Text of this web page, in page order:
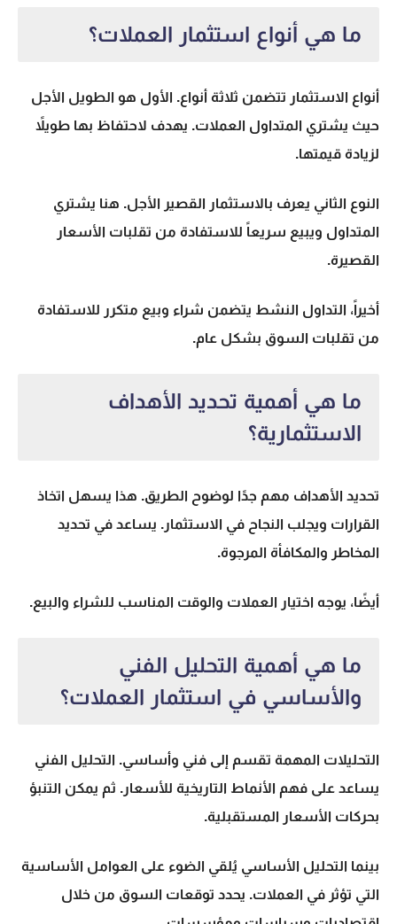
ما هي أنواع استثمار العملات؟
أنواع الاستثمار تتضمن ثلاثة أنواع. الأول هو الطويل الأجل
حيث يشتري المتداول العملات. يهدف لاحتفاظ بها طويلاً
لزيادة قيمتها.
النوع الثاني يعرف بالاستثمار القصير الأجل. هنا يشتري
المتداول ويبيع سريعاً للاستفادة من تقلبات الأسعار
القصيرة.
أخيراً، التداول النشط يتضمن شراء وبيع متكرر للاستفادة
من تقلبات السوق بشكل عام.
ما هي أهمية تحديد الأهداف
الاستثمارية؟
تحديد الأهداف مهم جدًا لوضوح الطريق. هذا يسهل اتخاذ
القرارات ويجلب النجاح في الاستثمار. يساعد في تحديد
المخاطر والمكافأة المرجوة.
أيضًا، يوجه اختيار العملات والوقت المناسب للشراء والبيع.
ما هي أهمية التحليل الفني
والأساسي في استثمار العملات؟
التحليلات المهمة تقسم إلى فني وأساسي. التحليل الفني
يساعد على فهم الأنماط التاريخية للأسعار. ثم يمكن التنبؤ
بحركات الأسعار المستقبلية.
بينما التحليل الأساسي يُلقي الضوء على العوامل الأساسية
التي تؤثر في العملات. يحدد توقعات السوق من خلال